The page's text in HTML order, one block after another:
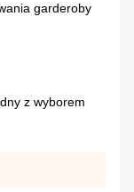
garderoby
z wyborem